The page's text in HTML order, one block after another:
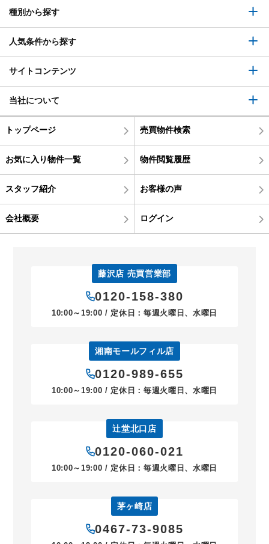
種別から探す
人気条件から探す
サイトコンテンツ
当社について
トップページ 売買物件検索
お気に入り物件一覧 物件閲覧履歴
スタッフ紹介 お客様の声
会社概要 ログイン
藤沢店 売買営業部
0120-158-380
10:00～19:00 / 定休日：毎週火曜日、水曜日
湘南モールフィル店
0120-989-655
10:00～19:00 / 定休日：毎週火曜日、水曜日
辻堂北口店
0120-060-021
10:00～19:00 / 定休日：毎週火曜日、水曜日
茅ヶ崎店
0467-73-9085